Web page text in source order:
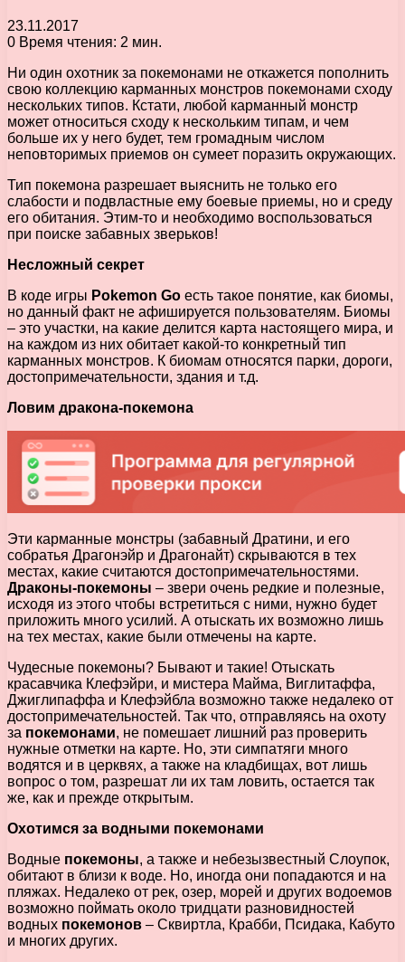
23.11.2017
0 Время чтения: 2 мин.
Ни один охотник за покемонами не откажется пополнить
свою коллекцию карманных монстров покемонами сходу
нескольких типов. Кстати, любой карманный монстр
может относиться сходу к нескольким типам, и чем
больше их у него будет, тем громадным числом
неповторимых приемов он сумеет поразить окружающих.
Тип покемона разрешает выяснить не только его
слабости и подвластные ему боевые приемы, но и среду
его обитания. Этим-то и необходимо воспользоваться
при поиске забавных зверьков!
Несложный секрет
В коде игры Pokemon Go есть такое понятие, как биомы,
но данный факт не афишируется пользователям. Биомы
– это участки, на какие делится карта настоящего мира, и
на каждом из них обитает какой-то конкретный тип
карманных монстров. К биомам относятся парки, дороги,
достопримечательности, здания и т.д.
Ловим дракона-покемона
Эти карманные монстры (забавный Дратини, и его
собратья Драгонэйр и Драгонайт) скрываются в тех
местах, какие считаются достопримечательностями.
Драконы-покемоны – звери очень редкие и полезные,
исходя из этого чтобы встретиться с ними, нужно будет
приложить много усилий. А отыскать их возможно лишь
на тех местах, какие были отмечены на карте.
Чудесные покемоны? Бывают и такие! Отыскать
красавчика Клефэйри, и мистера Майма, Виглитаффа,
Джиглипаффа и Клефэйбла возможно также недалеко от
достопримечательностей. Так что, отправляясь на охоту
за покемонами, не помешает лишний раз проверить
нужные отметки на карте. Но, эти симпатяги много
водятся и в церквях, а также на кладбищах, вот лишь
вопрос о том, разрешат ли их там ловить, остается так
же, как и прежде открытым.
Охотимся за водными покемонами
Водные покемоны, а также и небезызвестный Слоупок,
обитают в близи к воде. Но, иногда они попадаются и на
пляжах. Недалеко от рек, озер, морей и других водоемов
возможно поймать около тридцати разновидностей
водных покемонов – Сквиртла, Крабби, Псидака, Кабуто
и многих других.